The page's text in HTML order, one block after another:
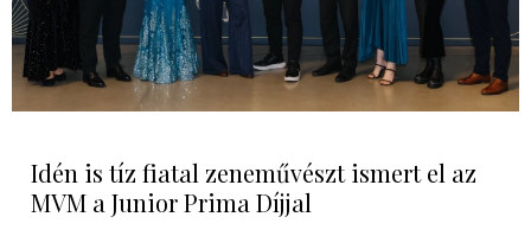
Idén is tíz fiatal zeneművészt ismert el az
MVM a Junior Prima Díjjal